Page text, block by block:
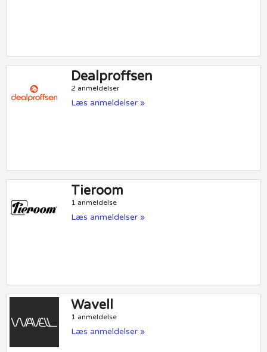
Dealproffsen
2 anmeldelser
Læs anmeldelser »
Tieroom
1 anmeldelse
Læs anmeldelser »
Wavell
1 anmeldelse
Læs anmeldelser »